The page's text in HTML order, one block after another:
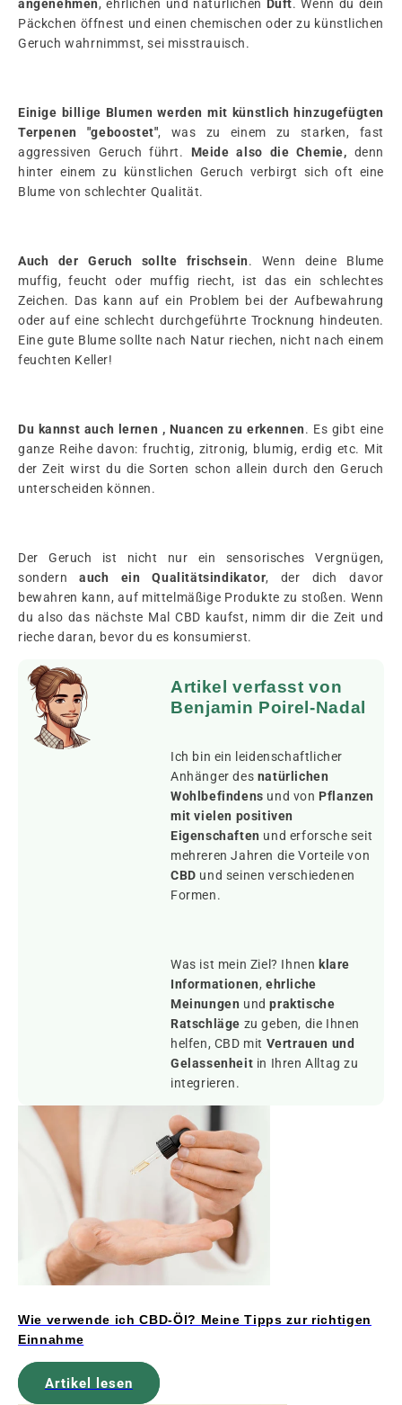
angenehmen, ehrlichen und natürlichen Duft. Wenn du dein
Päckchen öffnest und einen chemischen oder zu künstlichen
Geruch wahrnimmst, sei misstrauisch.
Einige billige Blumen werden mit künstlich hinzugefügten
Terpenen "geboostet", was zu einem zu starken, fast
aggressiven Geruch führt. Meide also die Chemie, denn
hinter einem zu künstlichen Geruch verbirgt sich oft eine
Blume von schlechter Qualität.
Auch der Geruch sollte frischsein. Wenn deine Blume
muffig, feucht oder muffig riecht, ist das ein schlechtes
Zeichen. Das kann auf ein Problem bei der Aufbewahrung
oder auf eine schlecht durchgeführte Trocknung hindeuten.
Eine gute Blume sollte nach Natur riechen, nicht nach einem
feuchten Keller!
Du kannst auch lernen , Nuancen zu erkennen. Es gibt eine
ganze Reihe davon: fruchtig, zitronig, blumig, erdig etc. Mit
der Zeit wirst du die Sorten schon allein durch den Geruch
unterscheiden können.
Der Geruch ist nicht nur ein sensorisches Vergnügen,
sondern auch ein Qualitätsindikator, der dich davor
bewahren kann, auf mittelmäßige Produkte zu stoßen. Wenn
du also das nächste Mal CBD kaufst, nimm dir die Zeit und
rieche daran, bevor du es konsumierst.
Artikel verfasst von
Benjamin Poirel-Nadal
Ich bin ein leidenschaftlicher
Anhänger des natürlichen
Wohlbefindens und von Pflanzen
mit vielen positiven
Eigenschaften und erforsche seit
mehreren Jahren die Vorteile von
CBD und seinen verschiedenen
Formen.
Was ist mein Ziel? Ihnen klare
Informationen,ehrliche
Meinungen undpraktische
Ratschläge zu geben, die Ihnen
helfen, CBD mit Vertrauen und
Gelassenheit in Ihren Alltag zu
integrieren.
Wie verwende ich CBD-Öl? Meine Tipps zur richtigen
Einnahme
Artikel lesen